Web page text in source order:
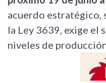
acuerdo estratégico,
la Ley 3639, exige el
niveles de